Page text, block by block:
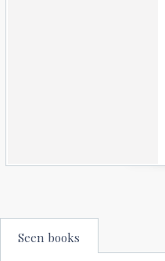
Seen books